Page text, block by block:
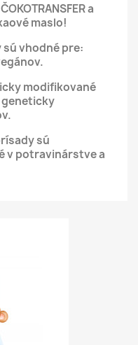
a
maslo!
vhodné pre:
modifikované
geneticky
sú
v potravinárstve a